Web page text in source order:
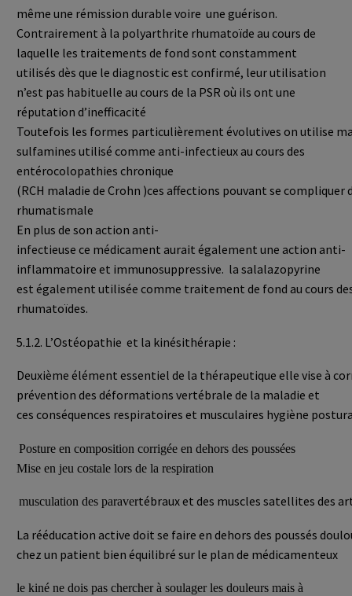
même une rémission durable voire une guérison.
Contrairement à la polyarthrite rhumatoïde au cours de
laquelle les traitements de fond sont constamment
utilisés dès que le diagnostic est confirmé, leur utilisation
n’est pas habituelle au cours de la PSR où ils ont une
réputation d’inefficacité
Toutefois les formes particulièrement évolutives on utilise
sulfamines utilisé comme anti-infectieux au cours des
entérocolopathies chronique
(RCH maladie de Crohn )ces affections pouvant se compliquer
rhumatismale
En plus de son action anti-
infectieuse ce médicament aurait également une action anti-
inflammatoire et immunosuppressive. la salalazopyrine
est également utilisée comme traitement de fond au cours
rhumatoïdes.
5.1.2. L’Ostéopathie et la kinésithérapie :
Deuxième élément essentiel de la thérapeutique elle vise à
prévention des déformations vertébrale de la maladie et
ces conséquences respiratoires et musculaires hygiène
Posture en composition corrigée en dehors des poussées
Mise en jeu costale lors de la respiration
musculation des paravertébraux et des muscles satellites des
La rééducation active doit se faire en dehors des poussés
chez un patient bien équilibré sur le plan de médicamenteux
le kiné ne dois pas chercher à soulager les douleurs mais à